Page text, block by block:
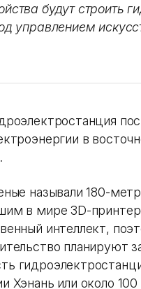
будут строить
управлением
в
называли 180-
в мире 3D-
интеллект,
планируют
Хэнань или около